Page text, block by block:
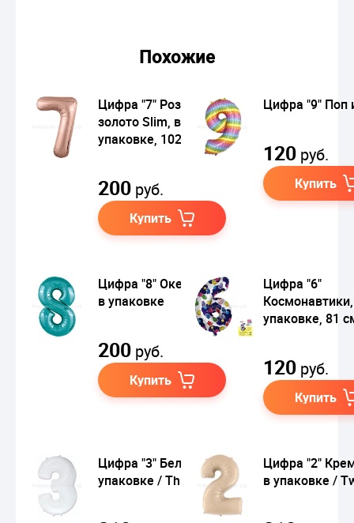
Похожие
Цифра "7" Розовое
золото Slim, в
упаковке, 102 см
200 руб.
Купить
Цифра "9" Поп
120 руб.
Купить
Цифра "8" Океан Slim
в упаковке
200 руб.
Купить
Цифра "6"
упаковке, 81
120 руб.
Купить
Цифра "3" Белый в
упаковке / Three
Цифра "2"
в упаковке /